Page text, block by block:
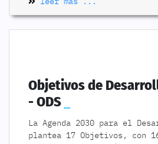
Objetivos de
- ODS
La Agenda 2030 para el
plantea 17 Objetivos, con